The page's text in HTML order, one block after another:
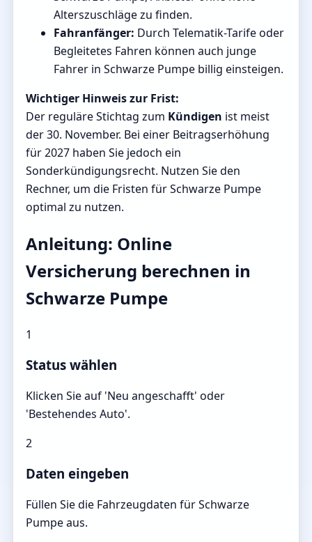
Alterszuschläge zu finden.
Fahranfänger: Durch Telematik-Tarife oder
Begleitetes Fahren können auch junge
Fahrer in Schwarze Pumpe billig einsteigen.
Wichtiger Hinweis zur Frist:
Der reguläre Stichtag zum Kündigen ist meist
der 30. November. Bei einer Beitragserhöhung
für 2027 haben Sie jedoch ein
Sonderkündigungsrecht. Nutzen Sie den
Rechner, um die Fristen für Schwarze Pumpe
optimal zu nutzen.
Anleitung: Online
Versicherung berechnen in
Schwarze Pumpe
1
Status wählen
Klicken Sie auf 'Neu angeschafft' oder
'Bestehendes Auto'.
2
Daten eingeben
Füllen Sie die Fahrzeugdaten für Schwarze
Pumpe aus.